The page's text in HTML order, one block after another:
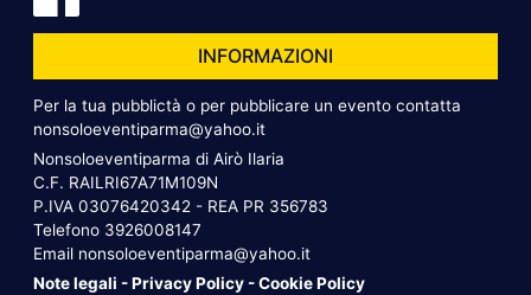
INFORMAZIONI
Per la tua pubblictà o per pubblicare un evento contatta
nonsoloeventiparma@yahoo.it
Nonsoloeventiparma di Airò Ilaria
C.F. RAILRI67A71M109N
P.IVA 03076420342 - REA PR 356783
Telefono 3926008147
Email nonsoloeventiparma@yahoo.it
Note legali -Privacy Policy -Cookie Policy